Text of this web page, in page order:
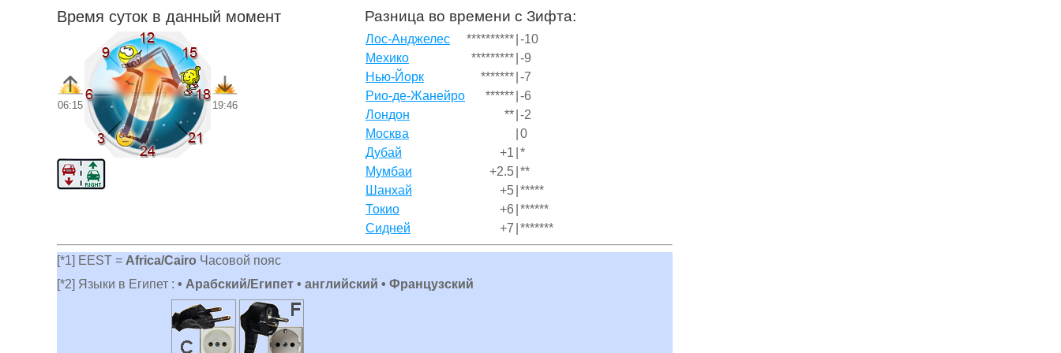
Время суток в данный момент
06:15 19:46
Разница во времени с Зифта:
Лос-Анджелес ********** -10
Мехико
********* -9
Нью-Йорк
******* -7
Рио-де-Жанейро
****** -6
Лондон
** -2
Москва
0
Дубай
+1 *
Мумбаи
+2.5 **
Шанхай
+5 *****
Токио
+6 ******
Сидней
+7 *******
[*1] EEST = Africa/Cairo Часовой пояс
[*2] Языки в Египет : • Арабский/Египет • английский • Французский